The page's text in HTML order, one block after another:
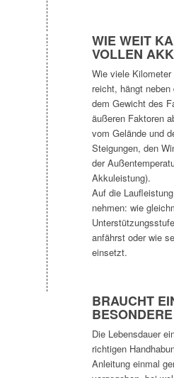
WIE WEIT
VOLLEN
Wie viele
reicht, hängt
dem Gewicht des
äußeren Faktoren
vom Gelände und
Steigungen, den
der
Akkuleistung).
Auf die
nehmen: wie
anfährst oder wie
einsetzt.
BRAUCHT
Die Lebensdauer
richtigen
Anleitung einmal